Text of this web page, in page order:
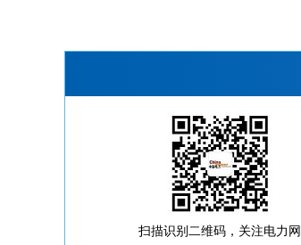
扫描识别二维码，关注电力网